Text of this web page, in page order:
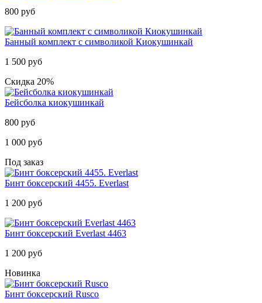
800 руб
Банный комплект с символикой Киокушинкай
1 500 руб
Скидка 20%
Бейсболка киокушинкай
800 руб
1 000 руб
Под заказ
Бинт боксерский 4455. Everlast
1 200 руб
Бинт боксерский Everlast 4463
1 200 руб
Новинка
Бинт боксерский Rusco